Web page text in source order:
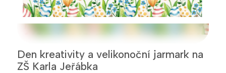
Den kreativity a velikonoční jarmark na
ZŠ Karla Jeřábka